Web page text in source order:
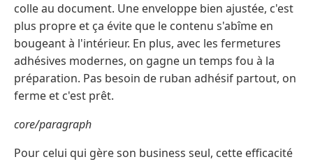
colle au document. Une enveloppe bien ajustée, c'est
plus propre et ça évite que le contenu s'abîme en
bougeant à l'intérieur. En plus, avec les fermetures
adhésives modernes, on gagne un temps fou à la
préparation. Pas besoin de ruban adhésif partout, on
ferme et c'est prêt.
core/paragraph
Pour celui qui gère son business seul, cette efficacité